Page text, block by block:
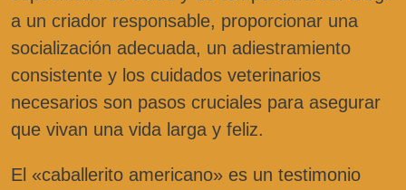
a un criador responsable, proporcionar una
socialización adecuada, un adiestramiento
consistente y los cuidados veterinarios
necesarios son pasos cruciales para asegurar
que vivan una vida larga y feliz.
El «caballerito americano» es un testimonio